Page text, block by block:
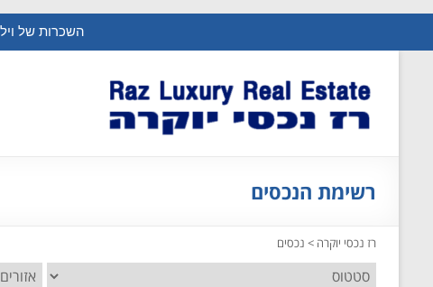
השכרות של
רשימת הנכסים
רז נכסי יוקרה > נכסים